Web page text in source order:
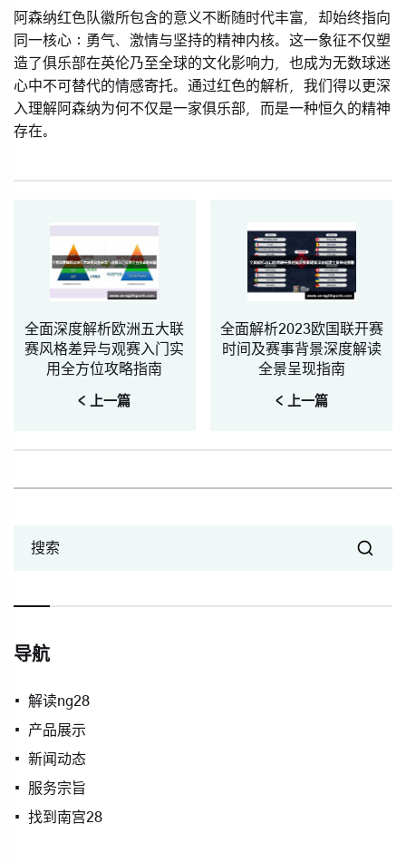
阿森纳红色队徽所包含的意义不断随时代丰富，却始终指向
同一核心：勇气、激情与坚持的精神内核。这一象征不仅塑
造了俱乐部在英伦乃至全球的文化影响力，也成为无数球迷
心中不可替代的情感寄托。通过红色的解析，我们得以更深
入理解阿森纳为何不仅是一家俱乐部，而是一种恒久的精神
存在。
全面深度解析欧洲五大联
赛风格差异与观赛入门实
用全方位攻略指南
< 上一篇
全面解析2023欧国联开赛
时间及赛事背景深度解读
全景呈现指南
< 上一篇
搜索
导航
解读ng28
产品展示
新闻动态
服务宗旨
找到南宫28